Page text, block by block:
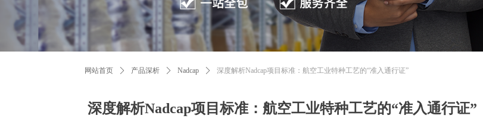
深度解析Nadcap项目标准：航空工业特种工艺的“准入通行证”
网站首页 ꄲ 产品深析 ꄲ Nadcap ꄲ 深度解析Nadcap项目标准：航空工业特种工艺的“准入通行证”